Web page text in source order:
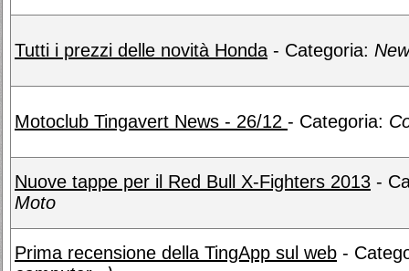
Tutti i prezzi delle novità Honda - Categoria:
Motoclub Tingavert News - 26/12 - Categoria:
Nuove tappe per il Red Bull X-Fighters 2013 -
Moto
Prima recensione della TingApp sul web -